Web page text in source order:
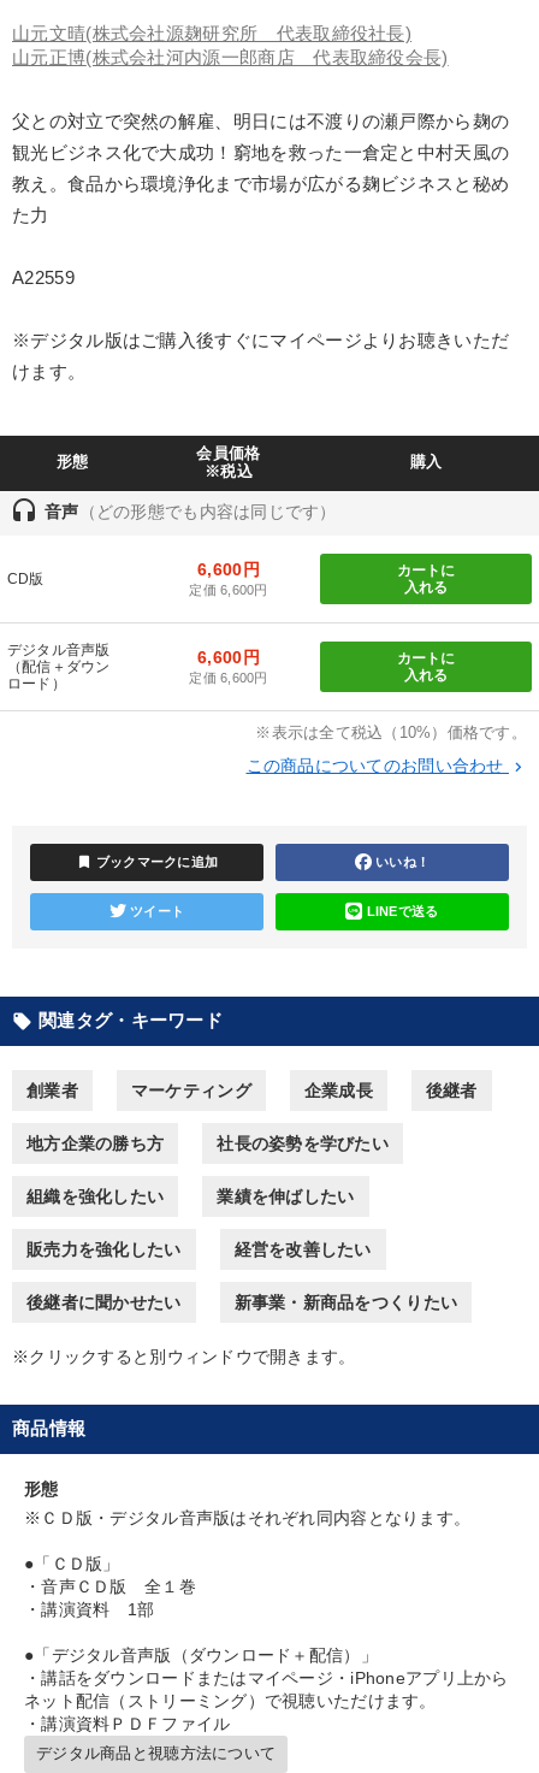
業種
製造業 卸売・小売・飲食業 建設・不動産業
IT・サービス・金融業 コンサルタント 専門家
IT・デジタル活用
※「更新」を押すと「テーマ」「キーワード」を更新いただけます。
ondemand_video 経営音声・動画を探す
全国経営者セミナー収録物以外の経営教材（全761タイトル）からお探
しいただけます
カテゴリー
改善・生産性向上 【5月】音声・映像 企業戦略に学ぶ
井上和弘の財務力UP 成功哲学・人間学
経営者のための《音声・動画で学ぶ》講演シリーズ
目的別
商品開発 教育 コミュニケーション 企業文化
伝統・文化 マネジメント
※「更新」を押すと「カテゴリー」「目的別」「キーワード」を更新いただけます。
local_offer タグから探す
タグ・キーワード
一流人 聞き手・作間信司
山元文晴(株式会社源麹研究所 代表取締役社長)
山元正博(株式会社河内源一郎商店 代表取締役会長)
父との対立で突然の解雇、明日には不渡りの瀬戸際から麹の
観光ビジネス化で大成功！窮地を救った一倉定と中村天風の
教え。食品から環境浄化まで市場が広がる麹ビジネスと秘め
た力
A22559
※デジタル版はご購入後すぐにマイページよりお聴きいただ
けます。
形態
会員価格
※税込
購入
headset 音声 （どの形態でも内容は同じです）
CD版 6,600円
定価 6,600円
カートに
入れる
デジタル音声版
（配信＋ダウン
ロード）
6,600円
定価 6,600円
カートに
入れる
※表示は全て税込（10%）価格です。
この商品についてのお問い合わせ keyboard_arrow_right
bookmark ブックマークに追加 いいね！
ツイート LINEで送る
local_offer 関連タグ・キーワード
創業者 マーケティング 企業成長 後継者
地方企業の勝ち方 社長の姿勢を学びたい
組織を強化したい 業績を伸ばしたい
販売力を強化したい 経営を改善したい
後継者に聞かせたい 新事業・新商品をつくりたい
※クリックすると別ウィンドウで開きます。
商品情報
形態
※ＣＤ版・デジタル音声版はそれぞれ同内容となります。
●「ＣＤ版」
・音声ＣＤ版 全１巻
・講演資料 1部
●「デジタル音声版（ダウンロード＋配信）」
・講話をダウンロードまたはマイページ・iPhoneアプリ上から
ネット配信（ストリーミング）で視聴いただけます。
・講演資料ＰＤＦファイル
デジタル商品と視聴方法について